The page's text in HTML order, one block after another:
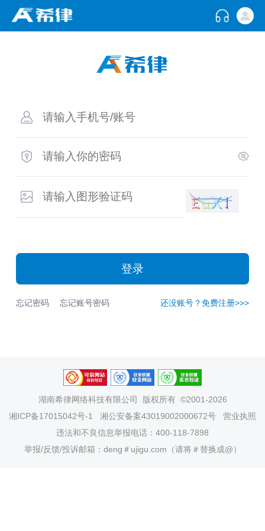
登录
忘记密码 忘记账号密码 还没账号？免费注册>>>
湖南希律网络科技有限公司
版权所有 ©2001-2026
湘ICP备17015042号-1
湘公安备案43019002000672号
营业执照
违法和不良信息举报电话：400-118-7898
举报/反馈/投诉邮箱：deng＃ujigu.com（请将＃替换成@）